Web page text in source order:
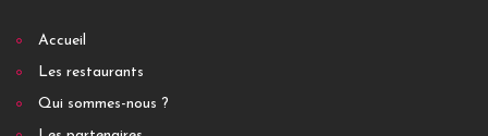
Accueil
Les restaurants
Qui sommes-nous ?